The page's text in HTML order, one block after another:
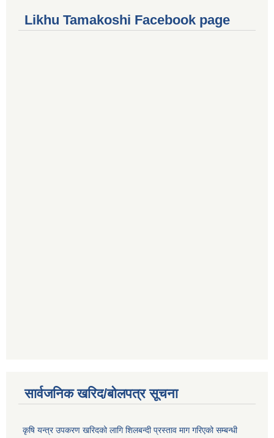
Likhu Tamakoshi Facebook page
सार्वजनिक खरिद/बोलपत्र सूचना
कृषि यन्त्र उपकरण खरिदको लागि शिलबन्दी प्रस्ताव माग गरिएको सम्बन्धी